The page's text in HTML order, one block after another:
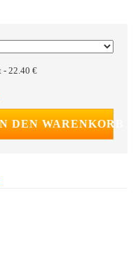
- 22.40 €
DEN WARENKORB